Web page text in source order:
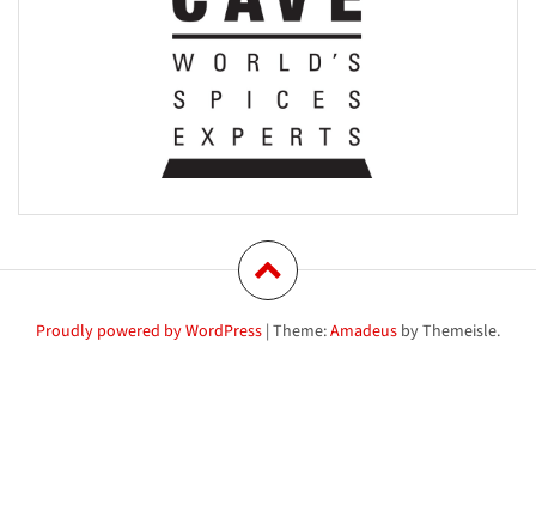
Proudly powered by WordPress | Theme:Amadeus by Themeisle.